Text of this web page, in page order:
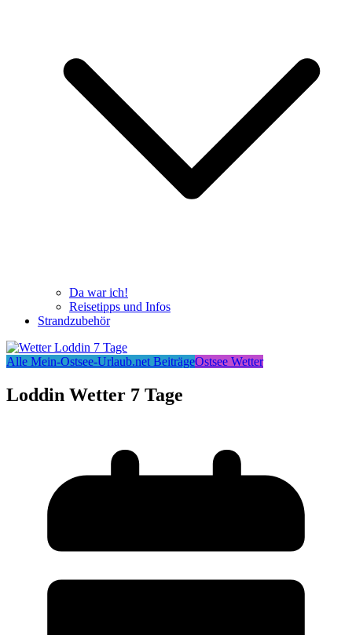
Da war ich!
Reisetipps und Infos
Strandzubehör
Alle Mein-Ostsee-Urlaub.net BeiträgeOstsee Wetter
Loddin Wetter 7 Tage